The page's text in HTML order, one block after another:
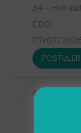
34 -
CDD
07/07/
POSTULER
Aide